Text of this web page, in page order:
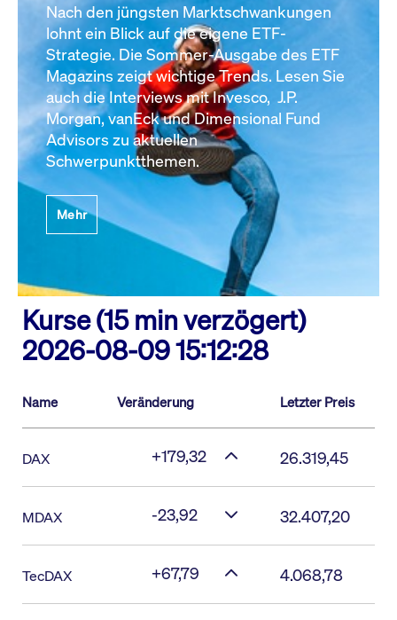
Nach den jüngsten Marktschwankungen
lohnt ein Blick auf die eigene ETF-
Strategie. Die Sommer-Ausgabe des ETF
Magazins zeigt wichtige Trends. Lesen Sie
auch die Interviews mit Invesco, J.P.
Morgan, vanEck und Dimensional Fund
Advisors zu aktuellen
Schwerpunktthemen.
Mehr
Kurse (15 min verzögert)
2026-08-09 15:12:28
Name Veränderung Letzter Preis
DAX +179,32 26.319,45
MDAX -23,92 32.407,20
TecDAX +67,79 4.068,78